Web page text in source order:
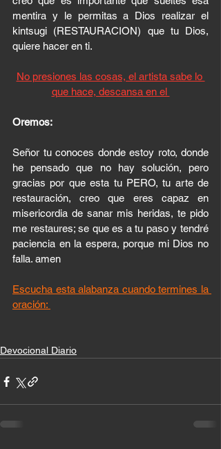
mentira y le permitas a Dios realizar el
kintsugi (RESTAURACION) que tu Dios,
quiere hacer en ti.
No presiones las cosas, el artista sabe lo
que hace, descansa en el
Oremos:
Señor tu conoces donde estoy roto, donde
he pensado que no hay solución, pero
gracias por que esta tu PERO, tu arte de
restauración, creo que eres capaz en
misericordia de sanar mis heridas, te pido
me restaures; se que es a tu paso y tendré
paciencia en la espera, porque mi Dios no
falla. amen
Escucha esta alabanza cuando termines la
oración:
Devocional Diario